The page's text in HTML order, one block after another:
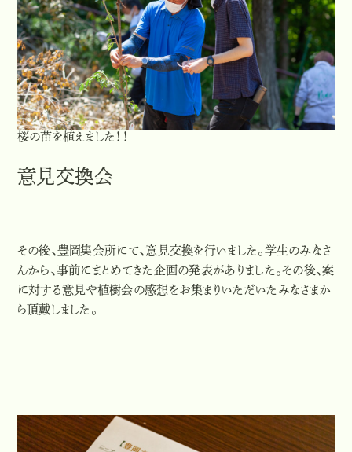
桜の苗を植えました！！
意見交換会
その後、豊岡集会所にて、意見交換を行いました。学生のみなさ
んから、事前にまとめてきた企画の発表がありました。その後、案
に対する意見や植樹会の感想をお集まりいただいたみなさまか
ら頂戴しました。